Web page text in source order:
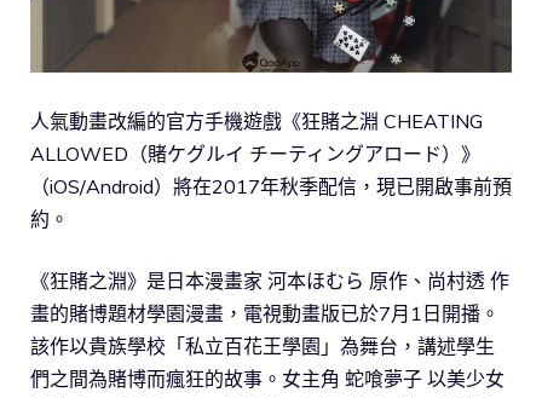
人氣動畫改編的官方手機遊戲《狂賭之淵 CHEATING
ALLOWED（賭ケグルイ チーティングアロード）》
（iOS/Android）將在2017年秋季配信，現已開啟事前預
約。
《狂賭之淵》是日本漫畫家 河本ほむら 原作、尚村透 作
畫的賭博題材學園漫畫，電視動畫版已於7月1日開播。
該作以貴族學校「私立百花王學園」為舞台，講述學生
們之間為賭博而瘋狂的故事。女主角 蛇喰夢子 以美少女